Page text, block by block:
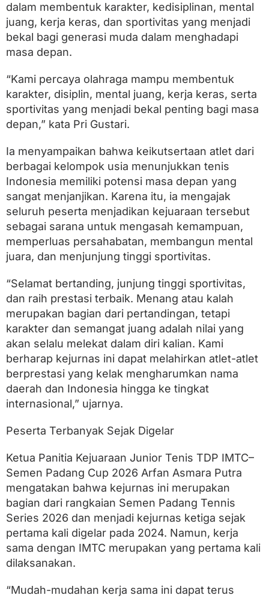
0
D
a
i
a
e
r
l
a
g
a
dalam membentuk karakter, kedisiplinan, mental
juang, kerja keras, dan sportivitas yang menjadi
bekal bagi generasi muda dalam menghadapi
masa depan.
“Kami percaya olahraga mampu membentuk
karakter, disiplin, mental juang, kerja keras, serta
sportivitas yang menjadi bekal penting bagi masa
depan,” kata Pri Gustari.
Ia menyampaikan bahwa keikutsertaan atlet dari
berbagai kelompok usia menunjukkan tenis
Indonesia memiliki potensi masa depan yang
sangat menjanjikan. Karena itu, ia mengajak
seluruh peserta menjadikan kejuaraan tersebut
sebagai sarana untuk mengasah kemampuan,
memperluas persahabatan, membangun mental
juara, dan menjunjung tinggi sportivitas.
“Selamat bertanding, junjung tinggi sportivitas,
dan raih prestasi terbaik. Menang atau kalah
merupakan bagian dari pertandingan, tetapi
karakter dan semangat juang adalah nilai yang
akan selalu melekat dalam diri kalian. Kami
berharap kejurnas ini dapat melahirkan atlet-atlet
berprestasi yang kelak mengharumkan nama
daerah dan Indonesia hingga ke tingkat
internasional,” ujarnya.
Peserta Terbanyak Sejak Digelar
Ketua Panitia Kejuaraan Junior Tenis TDP IMTC–
Semen Padang Cup 2026 Arfan Asmara Putra
mengatakan bahwa kejurnas ini merupakan
bagian dari rangkaian Semen Padang Tennis
Series 2026 dan menjadi kejurnas ketiga sejak
pertama kali digelar pada 2024. Namun, kerja
sama dengan IMTC merupakan yang pertama kali
dilaksanakan.
“Mudah-mudahan kerja sama ini dapat terus